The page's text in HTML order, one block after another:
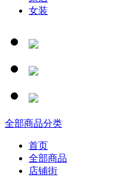
女装
全部商品分类
首页
全部商品
店铺街